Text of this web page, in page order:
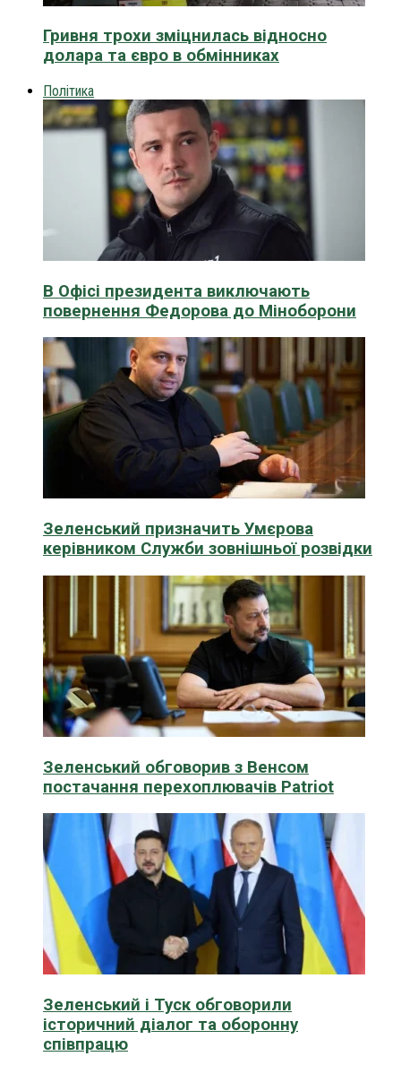
Гривня трохи зміцнилась відносно
долара та євро в обмінниках
Політика
В Офісі президента виключають
повернення Федорова до Міноборони
Зеленський призначить Умєрова
керівником Служби зовнішньої розвідки
Зеленський обговорив з Венсом
постачання перехоплювачів Patriot
Зеленський і Туск обговорили
історичний діалог та оборонну
співпрацю